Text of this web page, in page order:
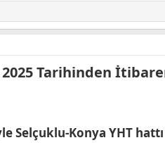
Tarihinden
Selçuklu-Konya YHT